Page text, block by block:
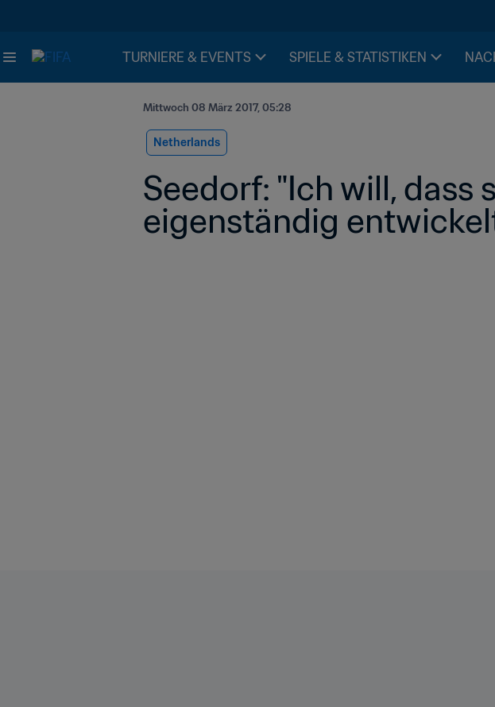
TURNIERE & EVENTS SPIELE & STATISTIKEN
Mittwoch 08 März 2017, 05:28
Netherlands
Seedorf: "Ich will, dass
eigenständig